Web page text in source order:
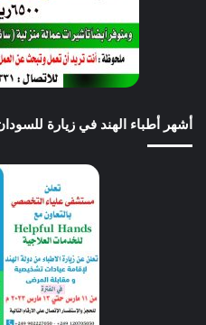
أشهر أطباء الهند في زيارة